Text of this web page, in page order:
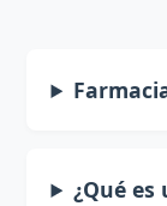
¿Qué